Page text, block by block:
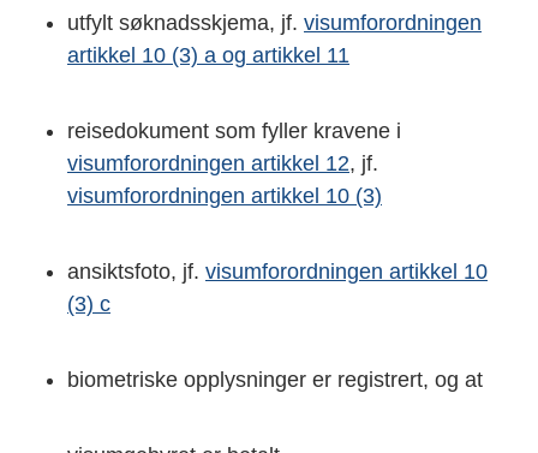
utfylt søknadsskjema, jf. visumforordningen
artikkel 10 (3) a og artikkel 11
reisedokument som fyller kravene i
visumforordningen artikkel 12, jf.
visumforordningen artikkel 10 (3)
ansiktsfoto, jf. visumforordningen artikkel 10
(3) c
biometriske opplysninger er registrert, og at